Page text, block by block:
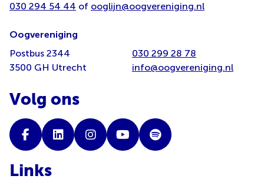
030 294 54 44 of ooglijn@oogvereniging.nl
Oogvereniging
Postbus 2344
3500 GH Utrecht
030 299 28 78
info@oogvereniging.nl
Volg ons
Links